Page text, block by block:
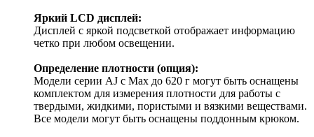
Яркий LCD дисплей:
Дисплей с яркой подсветкой отображает информацию
четко при любом освещении.
Определение плотности (опция):
Модели серии AJ с Max до 620 г могут быть оснащены
комплектом для измерения плотности для работы с
твердыми, жидкими, пористыми и вязкими веществами.
Все модели могут быть оснащены поддонным крюком.